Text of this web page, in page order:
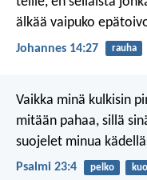
älkää vaipuko
Johannes 14:27 rauha
Vaikka minä kulkisin
mitään pahaa, sillä
suojelet minua
Psalmi 23:4 pelko